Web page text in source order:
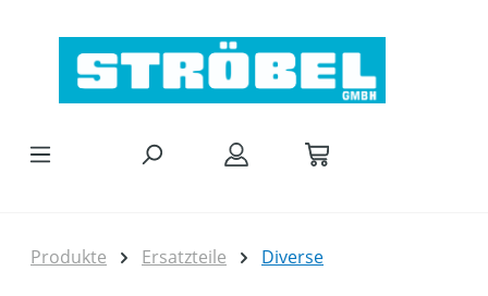
Produkte Ersatzteile Diverse